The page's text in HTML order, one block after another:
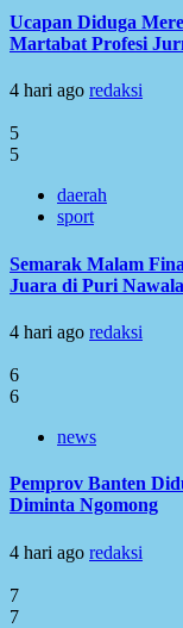
Ucapan Diduga
Martabat Profesi
4 hari ago redaksi
5
5
daerah
sport
Semarak Malam
Juara di Puri
4 hari ago redaksi
6
6
news
Pemprov Banten
Diminta Ngomong
4 hari ago redaksi
7
7